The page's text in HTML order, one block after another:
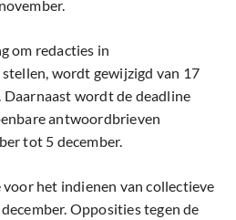
om redacties in
wordt gewijzigd van 17
Daarnaast wordt de deadline
antwoordbrieven
tot 5 december.
het indienen van collectieve
Opposities tegen de